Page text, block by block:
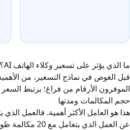
ما الذي يؤثر على تسعير وكلاء الهاتف AI؟
قبل الغوص في نماذج التسعير، من
الموفرون الأرقام من فراغ؛ يرتبط السعر
حجم المكالمات ومدتها
عن العمل